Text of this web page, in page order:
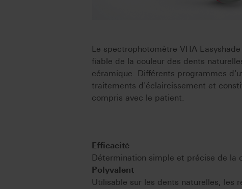
Le spectrophotomètre VITA
fiable de la couleur des dents
céramique. Différents programmes
traitements d'éclaircissement et
compris avec le patient.
Efficacité
Détermination simple et précise de la
Polyvalent
Utilisable sur les dents naturelles, les